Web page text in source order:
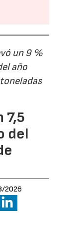
un 9 %
año
7,5
del
2026